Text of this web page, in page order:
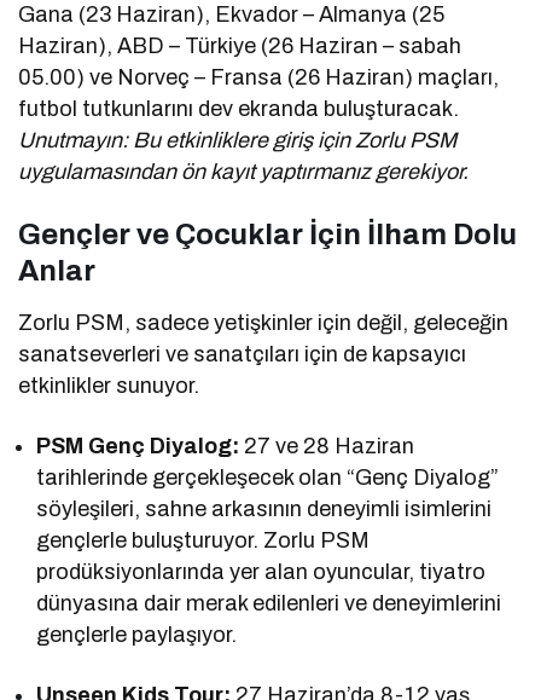
Gana (23 Haziran), Ekvador – Almanya (25
Haziran), ABD – Türkiye (26 Haziran – sabah
05.00) ve Norveç – Fransa (26 Haziran) maçları,
futbol tutkunlarını dev ekranda buluşturacak.
Unutmayın: Bu etkinliklere giriş için Zorlu PSM
uygulamasından ön kayıt yaptırmanız gerekiyor.
Gençler ve Çocuklar İçin İlham Dolu
Anlar
Zorlu PSM, sadece yetişkinler için değil, geleceğin
sanatseverleri ve sanatçıları için de kapsayıcı
etkinlikler sunuyor.
PSM Genç Diyalog: 27 ve 28 Haziran
tarihlerinde gerçekleşecek olan “Genç Diyalog”
söyleşileri, sahne arkasının deneyimli isimlerini
gençlerle buluşturuyor. Zorlu PSM
prodüksiyonlarında yer alan oyuncular, tiyatro
dünyasına dair merak edilenleri ve deneyimlerini
gençlerle paylaşıyor.
Unseen Kids Tour: 27 Haziran’da 8-12 yaş